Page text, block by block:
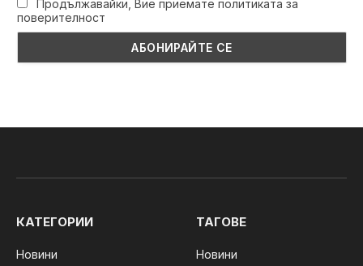
Продължавайки, Вие приемате политиката за
поверителност
КАТЕГОРИИ
Новини
ТАГОВЕ
Новини